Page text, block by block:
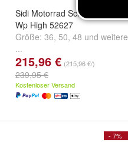
Sidi Motorrad Schuhe Nucleus
Wp High 52627
Größe: 36, 50, 48 und weitere
...
215,96 € (215,96 €/)
239,95 €
Kostenloser Versand
- 7%